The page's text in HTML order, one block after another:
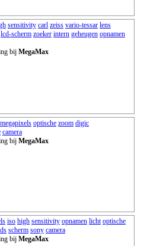
sensitivity carl zeiss vario-tessar lens
lcd-scherm zoeker intern geheugen opnamen
bij MegaMax
megapixels optische zoom digic
camera
bij MegaMax
iso high sensitivity opnamen licht optische
scherm sony camera
bij MegaMax